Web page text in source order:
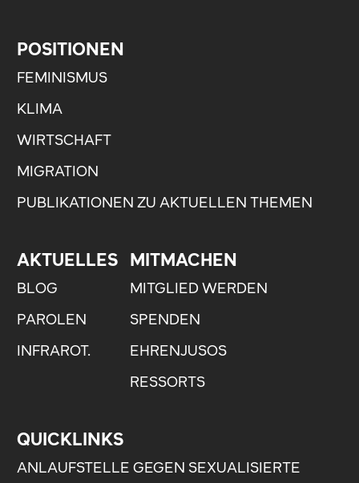
POSITIONEN
FEMINISMUS
KLIMA
WIRTSCHAFT
MIGRATION
PUBLIKATIONEN ZU AKTUELLEN THEMEN
AKTUELLES
BLOG
PAROLEN
INFRAROT.
MITMACHEN
MITGLIED WERDEN
SPENDEN
EHRENJUSOS
RESSORTS
QUICKLINKS
ANLAUFSTELLE GEGEN SEXUALISIERTE